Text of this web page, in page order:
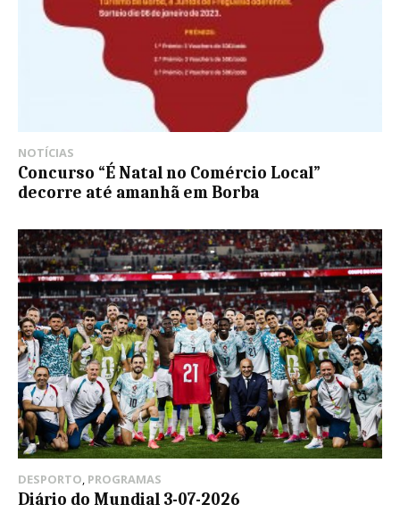
NOTÍCIAS
Concurso “É Natal no Comércio Local”
decorre até amanhã em Borba
DESPORTO, PROGRAMAS
Diário do Mundial 3-07-2026